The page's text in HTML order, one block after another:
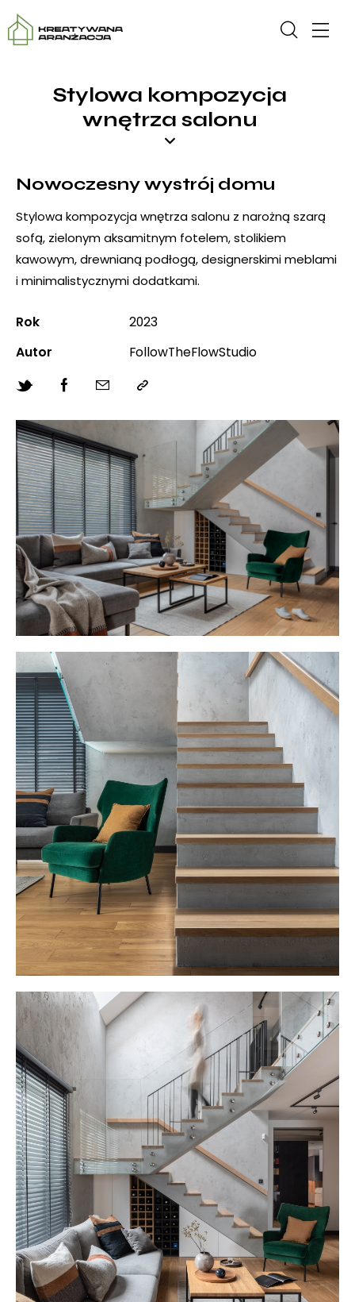
Stylowa kompozycja
wnętrza salonu
Nowoczesny wystrój domu
Stylowa kompozycja wnętrza salonu z narożną szarą
sofą, zielonym aksamitnym fotelem, stolikiem
kawowym, drewnianą podłogą, designerskimi meblami
i minimalistycznymi dodatkami.
Rok
2023
Autor
FollowTheFlowStudio